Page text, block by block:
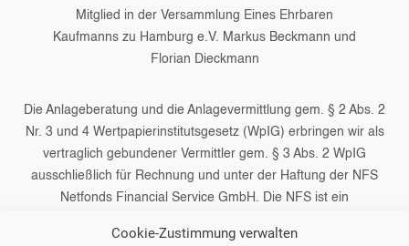
Cookie-Zustimmung verwalten
Mitglied in der Versammlung Eines Ehrbaren
Kaufmanns zu Hamburg e.V. Markus Beckmann und
Florian Dieckmann
Die Anlageberatung und die Anlagevermittlung gem. § 2 Abs. 2
Nr. 3 und 4 Wertpapierinstitutsgesetz (WpIG) erbringen wir als
vertraglich gebundener Vermittler gem. § 3 Abs. 2 WpIG
ausschließlich für Rechnung und unter der Haftung der NFS
Netfonds Financial Service GmbH. Die NFS ist ein
Erlaubnisse der Bundesanstalt für